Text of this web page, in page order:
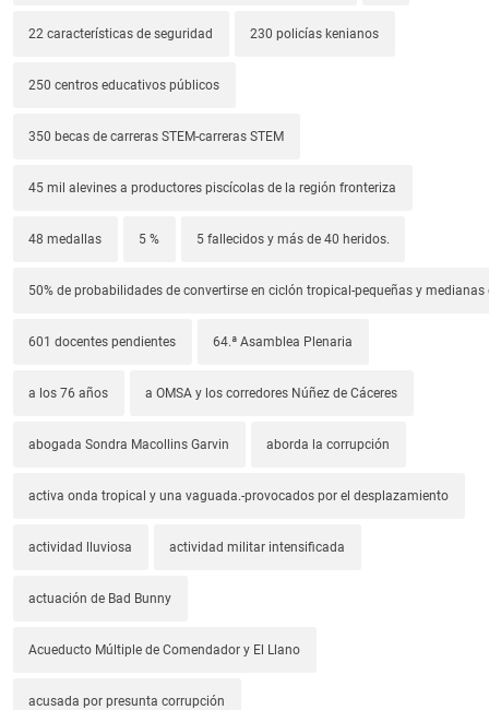
22 características de seguridad 230 policías kenianos
250 centros educativos públicos
350 becas de carreras STEM-carreras STEM
45 mil alevines a productores piscícolas de la región fronteriza
48 medallas 5 % 5 fallecidos y más de 40 heridos.
50% de probabilidades de convertirse en ciclón tropical-pequeñas y
601 docentes pendientes 64.ª Asamblea Plenaria
a los 76 años a OMSA y los corredores Núñez de Cáceres
abogada Sondra Macollins Garvin aborda la corrupción
activa onda tropical y una vaguada.-provocados por el desplazamiento
actividad lluviosa actividad militar intensificada
actuación de Bad Bunny
Acueducto Múltiple de Comendador y El Llano
acusada por presunta corrupción